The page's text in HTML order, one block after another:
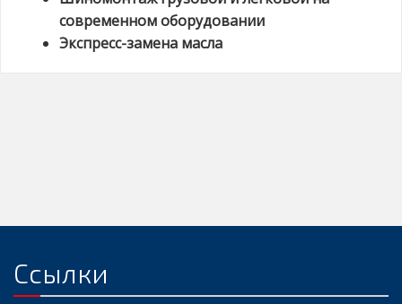
современном оборудовании
Экспресс-замена масла
Ссылки